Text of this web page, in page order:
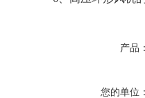
产品
您的单位